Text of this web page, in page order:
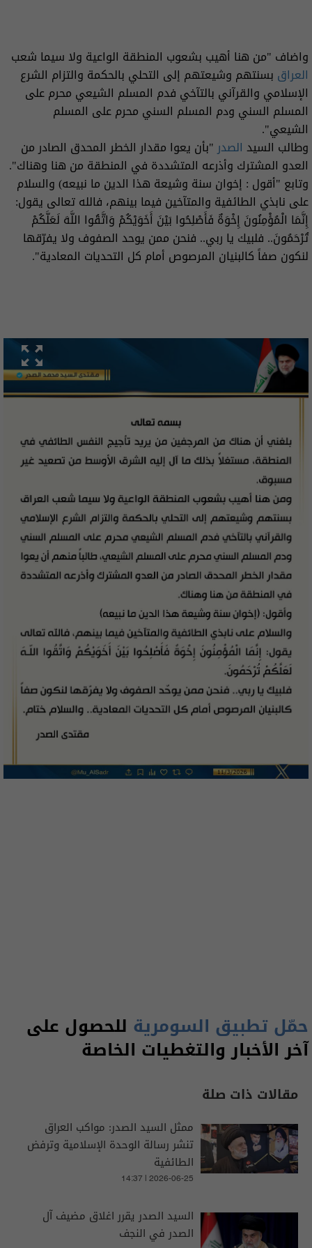
واضاف "من هنا أهيب بشعوب المنطقة الواعية ولا سيما شعب
العراق بسنتهم وشيعتهم إلى التحلي بالحكمة والتزام الشرع
الإسلامي والقرآني بالتآخي فدم المسلم الشيعي محرم على
المسلم السني ودم المسلم السني محرم على المسلم
الشيعي".
وطالب السيد الصدر"بأن يعوا مقدار الخطر المحدق الصادر من
العدو المشترك وأذرعه المتشددة في المنطقة من هنا وهناك".
وتابع "أقول : إخوان سنة وشيعة هذا الدين ما نبيعه) والسلام
على نابذي الطائفية والمتآخين فيما بينهم، فالله تعالى يقول:
إِنَّمَا الْمُؤْمِنُونَ إِخْوَةٌ فَأَصْلِحُوا بَيْنَ أَخَوَيْكُمْ وَاتَّقُوا اللَّهَ لَعَلَّكُمْ
تُرْحَمُونَ.. فلبيك يا ربي.. فنحن ممن يوحد الصفوف ولا يفرّقها
لنكون صفاً كالبنيان المرصوص أمام كل التحديات المعادية".
حمّل تطبيق السومرية للحصول على
آخر الأخبار والتغطيات الخاصة
مقالات ذات صلة
ممثل السيد الصدر: مواكب العراق
تنشر رسالة الوحدة الإسلامية وترفض
الطائفية
14:37 | 2026-06-25
السيد الصدر يقرر اغلاق مضيف آل
الصدر في النجف